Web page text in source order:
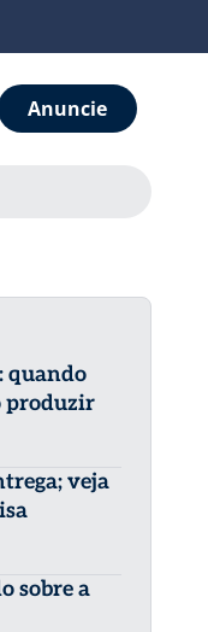
Anuncie
quando
produzir
veja
sobre a